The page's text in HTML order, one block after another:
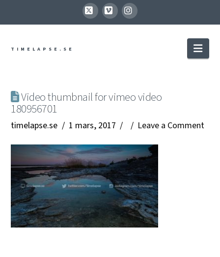
X VimeoInstagram
TIMELAPSE.SE
Video thumbnail for vimeo video
180956701
timelapse.se 1 mars, 2017 Leave a Comment